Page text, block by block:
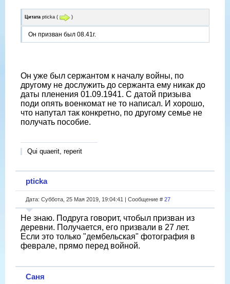
Цитата pticka ( )
Он призван был 08.41г.
Он уже был сержантом к началу войны, по
другому не дослужить до сержанта ему никак до
даты пленения 01.09.1941. С датой призыва
поди опять военкомат не то написал. И хорошо,
что напутал так конкретно, по другому семье не
получать пособие.
Qui quaerit, reperit
pticka
Дата: Суббота, 25 Мая 2019, 19:04:41 | Сообщение # 27
Не знаю. Подруга говорит, чтобыл призван из
деревни. Получается, его призвали в 27 лет.
Если это только "дембельская" фотография в
феврале, прямо перед войной.
Саня